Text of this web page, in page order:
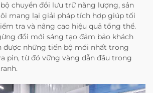
chuyển đổi lưu trữ năng lượng, sản
mang lại giải pháp tích hợp giúp tối
tra và nâng cao hiệu quả tổng thể.
đổi mới sáng tạo đảm bảo khách
được những tiến bộ mới nhất trong
pin, từ đó vững vàng dẫn đầu trong